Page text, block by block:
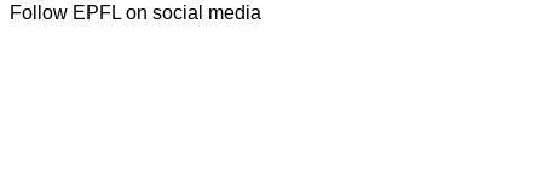
Follow EPFL on social media